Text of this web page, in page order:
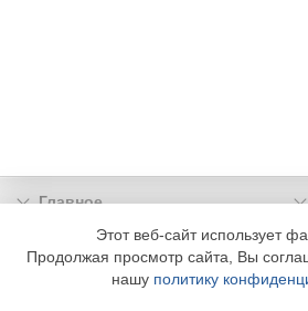
Главное
Подписка
Информация
Этот веб-сайт использует
Продолжая просмотр сайта, Вы
нашу политику